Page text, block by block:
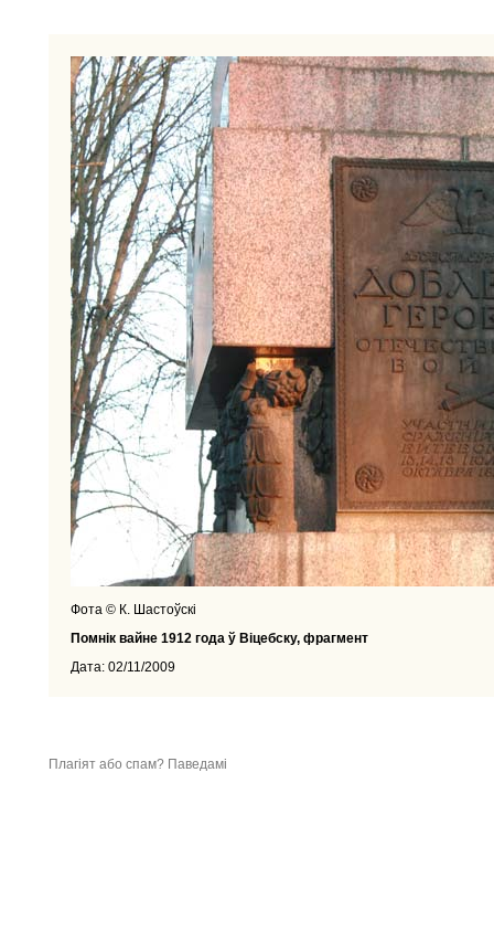
Фота © К. Шастоўскі
Помнік вайне 1912 года ў Віцебску, фрагмент
Дата: 02/11/2009
Плагіят або спам? Паведамі